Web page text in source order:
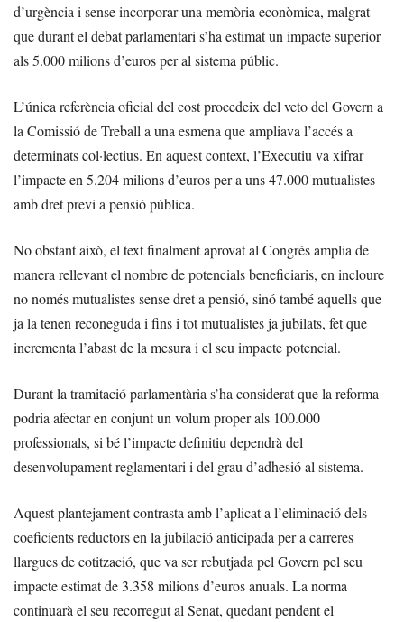
d’urgència i sense incorporar una memòria econòmica, malgrat
que durant el debat parlamentari s’ha estimat un impacte superior
als 5.000 milions d’euros per al sistema públic.
L’única referència oficial del cost procedeix del veto del Govern a
la Comissió de Treball a una esmena que ampliava l’accés a
determinats col·lectius. En aquest context, l’Executiu va xifrar
l’impacte en 5.204 milions d’euros per a uns 47.000 mutualistes
amb dret previ a pensió pública.
No obstant això, el text finalment aprovat al Congrés amplia de
manera rellevant el nombre de potencials beneficiaris, en incloure
no només mutualistes sense dret a pensió, sinó també aquells que
ja la tenen reconeguda i fins i tot mutualistes ja jubilats, fet que
incrementa l’abast de la mesura i el seu impacte potencial.
Durant la tramitació parlamentària s’ha considerat que la reforma
podria afectar en conjunt un volum proper als 100.000
professionals, si bé l’impacte definitiu dependrà del
desenvolupament reglamentari i del grau d’adhesió al sistema.
Aquest plantejament contrasta amb l’aplicat a l’eliminació dels
coeficients reductors en la jubilació anticipada per a carreres
llargues de cotització, que va ser rebutjada pel Govern pel seu
impacte estimat de 3.358 milions d’euros anuals. La norma
continuarà el seu recorregut al Senat, quedant pendent el